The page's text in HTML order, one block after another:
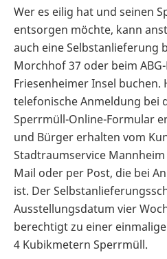
Wer es eilig hat und seinen
entsorgen möchte, kann
auch eine Selbstanlieferung
Morchhof 37 oder beim
Friesenheimer Insel buchen.
telefonische Anmeldung bei
Sperrmüll-Online-Formular
und Bürger erhalten vom
Stadtraumservice
Mail oder per Post, die bei
ist. Der
Ausstellungsdatum vier
berechtigt zu einer
4 Kubikmetern Sperrmüll.